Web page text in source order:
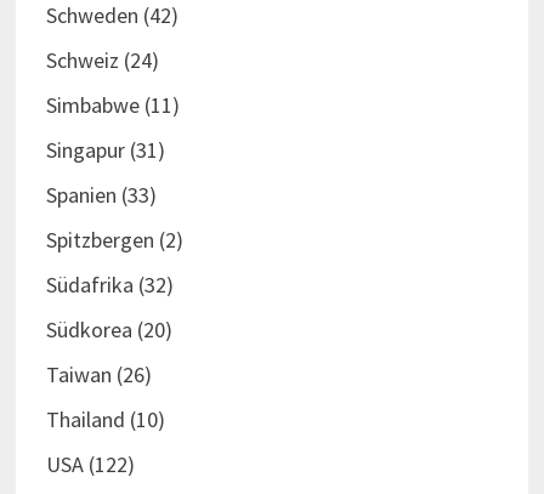
Schweden (42)
Schweiz (24)
Simbabwe(11)
Singapur(31)
Spanien (33)
Spitzbergen (2)
Südafrika (32)
Südkorea (20)
Taiwan (26)
Thailand (10)
USA(122)